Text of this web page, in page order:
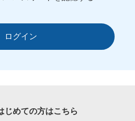
ログイン
じめての方はこちら